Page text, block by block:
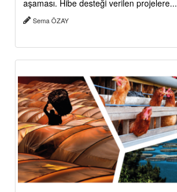
aşaması. Hibe desteği verilen projelere...
Sema ÖZAY